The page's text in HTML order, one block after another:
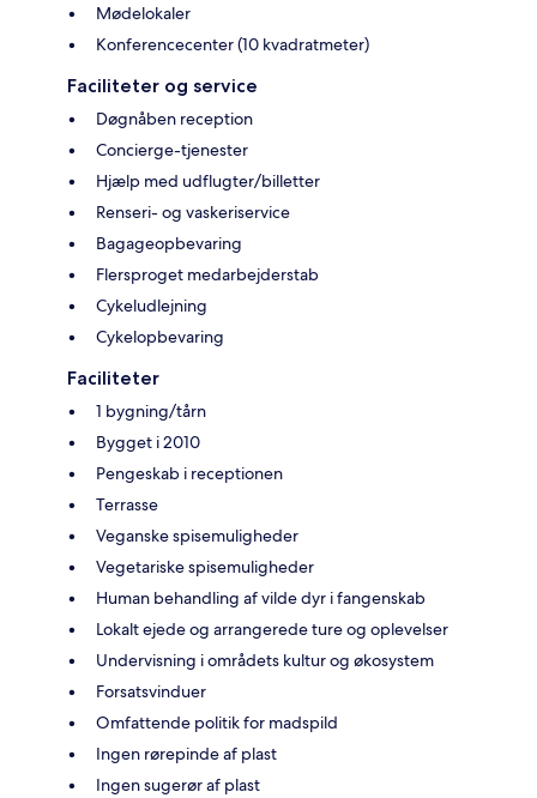
Mødelokaler
Konferencecenter (10 kvadratmeter)
Faciliteter og service
Døgnåben reception
Concierge-tjenester
Hjælp med udflugter/billetter
Renseri- og vaskeriservice
Bagageopbevaring
Flersproget medarbejderstab
Cykeludlejning
Cykelopbevaring
Faciliteter
1 bygning/tårn
Bygget i 2010
Pengeskab i receptionen
Terrasse
Veganske spisemuligheder
Vegetariske spisemuligheder
Human behandling af vilde dyr i fangenskab
Lokalt ejede og arrangerede ture og oplevelser
Undervisning i områdets kultur og økosystem
Forsatsvinduer
Omfattende politik for madspild
Ingen rørepinde af plast
Ingen sugerør af plast